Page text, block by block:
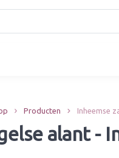
Producten Inheemse
alant -